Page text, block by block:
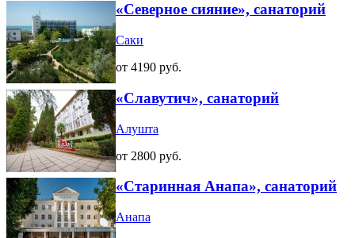
«Северное сияние», санаторий
Саки
от 4190 руб.
«Славутич», санаторий
Алушта
от 2800 руб.
«Старинная Анапа», санаторий
Анапа